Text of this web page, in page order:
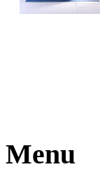
Menu